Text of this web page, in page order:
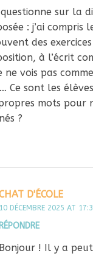
questionne sur la
: j’ai compris
des
à l’écrit
ne vois pas
Ce sont les
mots pour
?
D'ÉCOLE
10 DÉCEMBRE 2025 AT
RÉPONDRE
Bonjour ! Il y a